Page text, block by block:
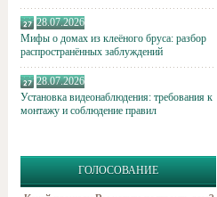
28.07.2026
Мифы о домах из клеёного бруса: разбор
распространённых заблуждений
28.07.2026
Установка видеонаблюдения: требования к
монтажу и соблюдение правил
ГОЛОСОВАНИЕ